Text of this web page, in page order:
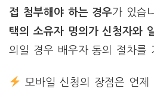
접 첨부해야 하는 경우가 있습
택의 소유자 명의가 신청자와
의일 경우 배우자 동의 절차를
모바일 신청의 장점은 언제